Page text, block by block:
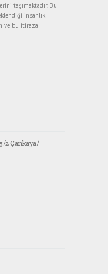
taşımaktadır. Bu
insanlık
ve bu itiraza
2 Çankaya/